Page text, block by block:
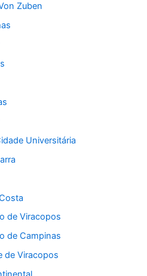
Zuben
Universitária
de Viracopos
de Campinas
de Viracopos